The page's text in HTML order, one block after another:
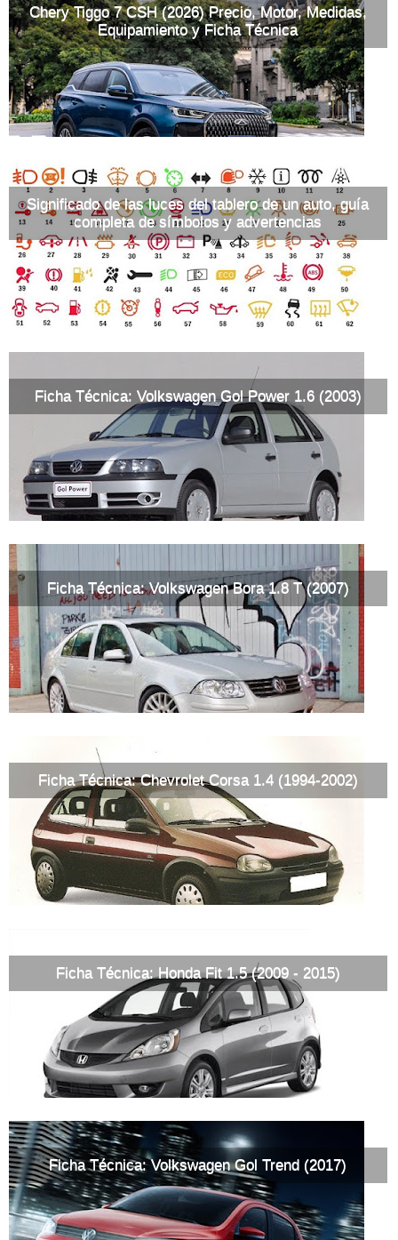
Chery Tiggo 7 CSH (2026) Precio, Motor, Medidas,
Equipamiento y Ficha Técnica
Significado de las luces del tablero de un auto, guía
completa de símbolos y advertencias
Ficha Técnica: Volkswagen Gol Power 1.6 (2003)
Ficha Técnica: Volkswagen Bora 1.8 T (2007)
Ficha Técnica: Chevrolet Corsa 1.4 (1994-2002)
Ficha Técnica: Honda Fit 1.5 (2009 - 2015)
Ficha Técnica: Volkswagen Gol Trend (2017)